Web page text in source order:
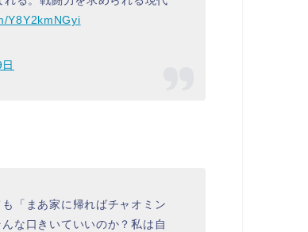
Y8Y2kmNGyi
「まあ家に帰ればチャオミン
な口きいていいのか？私は自